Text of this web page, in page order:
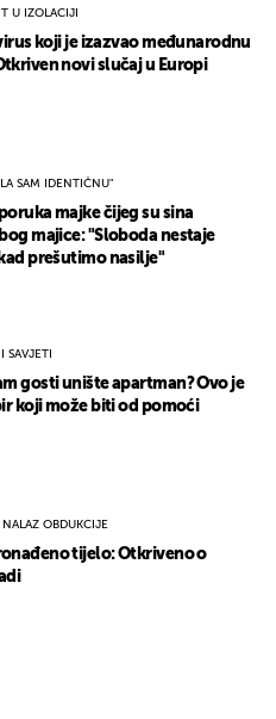
U IZOLACIJI
koji je izazvao međunarodnu
novi slučaj u Europi
SAM IDENTIČNU"
majke čijeg su sina
majice: "Sloboda nestaje
prešutimo nasilje"
SAVJETI
gosti unište apartman? Ovo je
koji može biti od pomoći
NALAZ OBDUKCIJE
tijelo: Otkriveno o